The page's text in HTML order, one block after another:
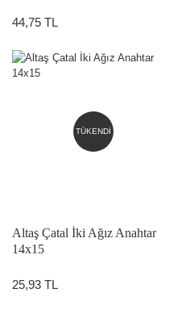
44,75 TL
TÜKENDİ
Altaş Çatal İki Ağız Anahtar
14x15
25,93 TL